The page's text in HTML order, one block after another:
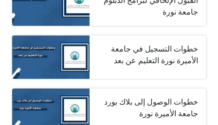
جامعة نورة
خطوات التسجيل في جامعة
الأميرة نورة التعليم عن بعد
خطوات الوصول إلى بلاك بورد
جامعة الأميرة نورة